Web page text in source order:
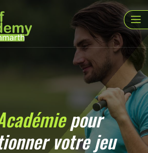
pour
votre jeu